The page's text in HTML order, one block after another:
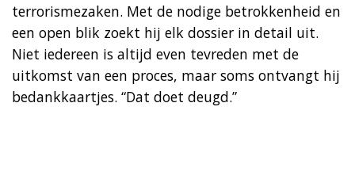
terrorismezaken. Met de nodige betrokkenheid en
een open blik zoekt hij elk dossier in detail uit.
Niet iedereen is altijd even tevreden met de
uitkomst van een proces, maar soms ontvangt hij
bedankkaartjes. “Dat doet deugd.”